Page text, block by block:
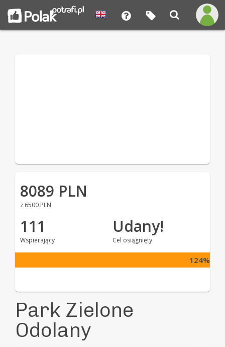
8089 PLN
z 6500 PLN
111
Wspierający
Udany!
Cel osiągnięty
124%
Park Zielone
Odolany